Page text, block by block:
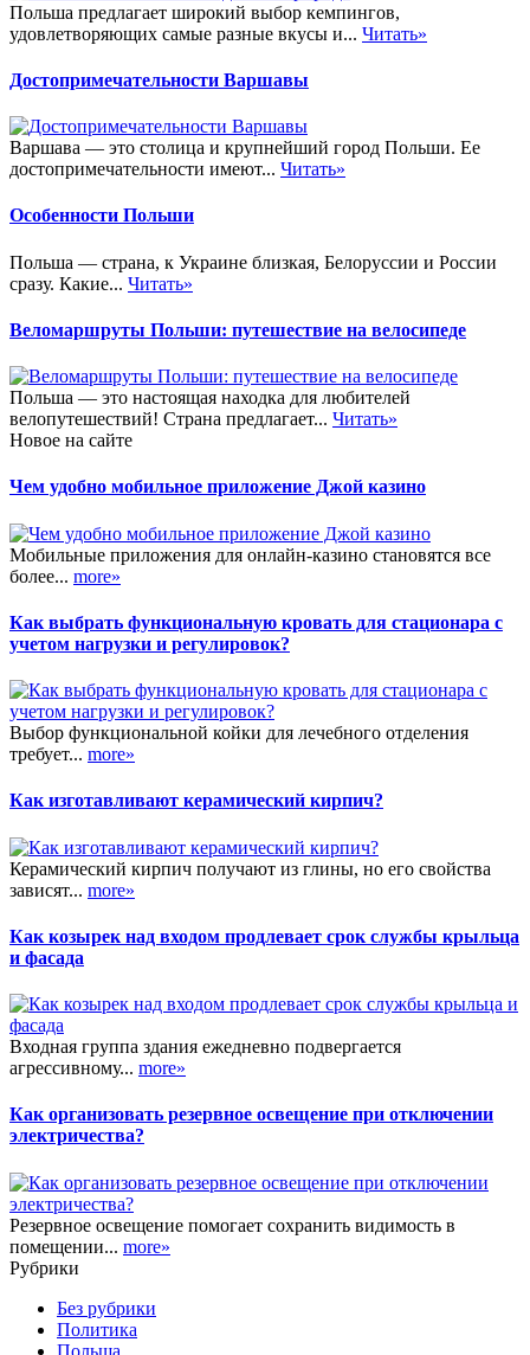
Польша предлагает широкий выбор кемпингов,
удовлетворяющих самые разные вкусы и... Читать»
Достопримечательности Варшавы
Варшава — это столица и крупнейший город Польши. Ее
достопримечательности имеют... Читать»
Особенности Польши
Польша — страна, к Украине близкая, Белоруссии и России
сразу. Какие... Читать»
Веломаршруты Польши: путешествие на велосипеде
Польша — это настоящая находка для любителей
велопутешествий! Страна предлагает... Читать»
Новое на сайте
Чем удобно мобильное приложение Джой казино
Мобильные приложения для онлайн-казино становятся все
более... more»
Как выбрать функциональную кровать для стационара с
учетом нагрузки и регулировок?
Выбор функциональной койки для лечебного отделения
требует... more»
Как изготавливают керамический кирпич?
Керамический кирпич получают из глины, но его свойства
зависят... more»
Как козырек над входом продлевает срок службы крыльца
и фасада
Входная группа здания ежедневно подвергается
агрессивному... more»
Как организовать резервное освещение при отключении
электричества?
Резервное освещение помогает сохранить видимость в
помещении... more»
Рубрики
Без рубрики
Политика
Польша